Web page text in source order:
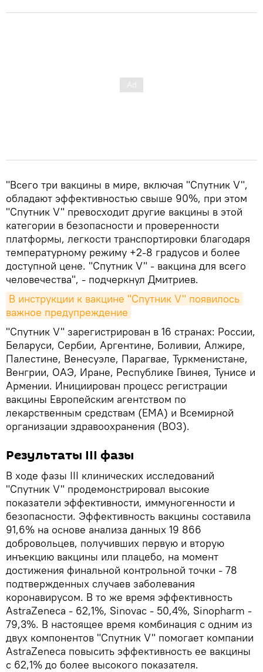
"Всего три вакцины в мире, включая "Спутник V",
обладают эффективностью свыше 90%, при этом
"Спутник V" превосходит другие вакцины в этой
категории в безопасности и проверенности
платформы, легкости транспортировки благодаря
температурному режиму +2-8 градусов и более
доступной цене. "Спутник V" - вакцина для всего
человечества", - подчеркнул Дмитриев.
В инструкции к вакцине "Спутник V" появилось
важное предупреждение
"Спутник V" зарегистрирован в 16 странах: России,
Беларуси, Сербии, Аргентине, Боливии, Алжире,
Палестине, Венесуэле, Парагвае, Туркменистане,
Венгрии, ОАЭ, Иране, Республике Гвинея, Тунисе и
Армении. Инициирован процесс регистрации
вакцины Европейским агентством по
лекарственным средствам (ЕМА) и Всемирной
организации здравоохранения (ВОЗ).
Результаты III фазы
В ходе фазы III клинических исследований
"Спутник V" продемонстрировал высокие
показатели эффективности, иммуногенности и
безопасности. Эффективность вакцины составила
91,6% на основе анализа данных 19 866
добровольцев, получивших первую и вторую
инъекцию вакцины или плацебо, на момент
достижения финальной контрольной точки - 78
подтвержденных случаев заболевания
коронавирусом. В то же время эффективность
AstraZeneca - 62,1%, Sinovac - 50,4%, Sinopharm -
79,3%. В настоящее время комбинация с одним из
двух компонентов "Спутник V" помогает компании
AstraZeneca повысить эффективность ее вакцины
с 62,1% до более высокого показателя.